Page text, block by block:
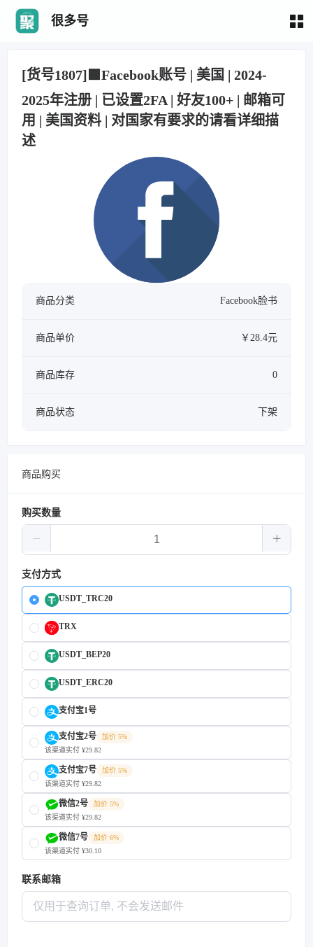
很多号
[货号1807]🟩Facebook账号 | 美国 | 2024-
2025年注册 | 已设置2FA | 好友100+ | 邮箱可
用 | 美国资料 | 对国家有要求的请看详细描
述
商品分类 Facebook脸书
商品单价 ￥28.4元
商品库存 0
商品状态 下架
商品购买
购买数量
支付方式
USDT_TRC20
TRX
USDT_BEP20
USDT_ERC20
支付宝1号
支付宝2号
加价 5%
该渠道实付 ¥29.82
支付宝7号
加价 5%
该渠道实付 ¥29.82
微信2号
加价 5%
该渠道实付 ¥29.82
微信7号
加价 6%
该渠道实付 ¥30.10
联系邮箱